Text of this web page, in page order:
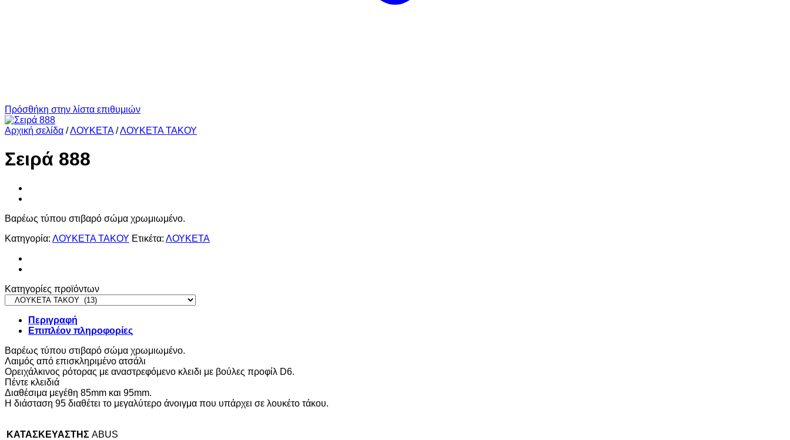
Πρόσθήκη στην λίστα επιθυμιών
Αρχική σελίδα /ΛΟΥΚΕΤΑ /ΛΟΥΚΕΤΑ ΤΑΚΟΥ
Σειρά 888
Βαρέως τύπου στιβαρό σώμα χρωμιωμένο.
Κατηγορία: ΛΟΥΚΕΤΑ ΤΑΚΟΥ Ετικέτα: ΛΟΥΚΕΤΑ
Κατηγορίες προϊόντων
Περιγραφή
Επιπλέον πληροφορίες
Βαρέως τύπου στιβαρό σώμα χρωμιωμένο.
Λαιμός από επισκληριμένο ατσάλι
Ορειχάλκινος ρότορας με αναστρεφόμενο κλειδι με βούλες προφίλ D6.
Πέντε κλειδιά
Διαθέσιμα μεγέθη 85mm και 95mm.
Η διάσταση 95 διαθέτει το μεγαλύτερο άνοιγμα που υπάρχει σε λουκέτο τάκου.
ΚΑΤΑΣΚΕΥΑΣΤΗΣ ABUS